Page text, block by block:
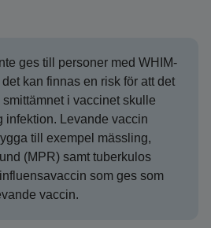
ges till personer med WHIM-
kan finnas en risk för att det
i vaccinet skulle
infektion. Levande vaccin
till exempel mässling,
(MPR) samt tuberkulos
som ges som
vaccin.